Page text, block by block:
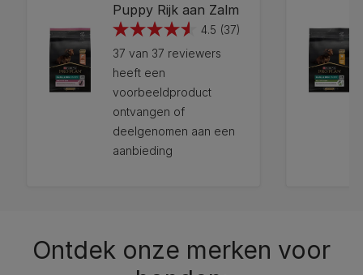
Puppy Rijk aan Zalm
4.5 (37)
4.5
van
de
5
sterren.
37
beoordelingen
37 van 37 reviewers
heeft een
voorbeeldproduct
ontvangen of
deelgenomen aan een
aanbieding
Ontdek onze merken voor